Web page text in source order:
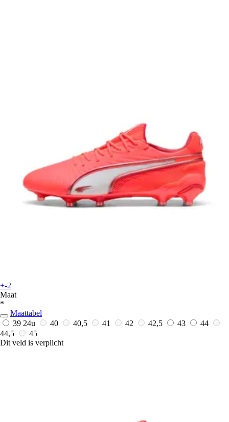
+-2
Maat
*
Maattabel
39 24u 40 40,5 41 42 42,5 43
44
44,5
45
Dit veld is verplicht